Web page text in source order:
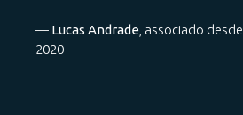
— Lucas Andrade , associado desde
2020